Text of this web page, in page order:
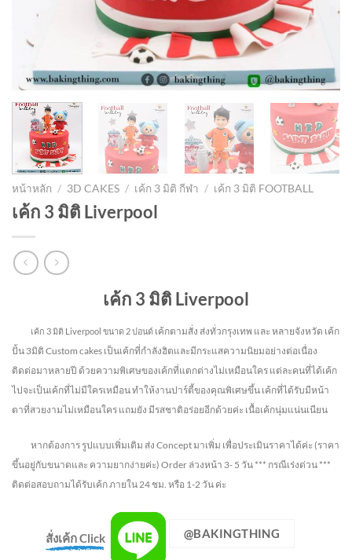
หน้าหลัก / 3D CAKES / เค้ก 3 มิติ กีฬา / เค้ก 3 มิติ FOOTBALL
เค้ก 3 มิติ Liverpool
เค้ก 3 มิติ Liverpool
เค้ก 3 มิติ Liverpool ขนาด 2 ปอนด์ เค้กตามสั่ง ส่งทั่วกรุงเทพ และ หลายจังหวัด เค้ก
ปั้น 3มิติ Custom cakes เป็นเค้กที่กำลังฮิตและมีกระแสความนิยมอย่างต่อเนื่อง
ติดต่อมาหลายปี ด้วยความพิเศษของเค้กที่แตกต่างไม่เหมือนใคร แต่ละคนที่ได้เค้ก
ไปจะเป็นเค้กที่ไม่มีใครเหมือน ทำให้งานปาร์ตี้ของคุณพิเศษขึ้น เค้กที่ได้รับมีหน้า
ตาที่สวยงามไม่เหมือนใคร แถมยัง มีรสชาติอร่อยอีกด้วยค่ะ เนื้อเค้กนุ่มแน่นเนียน
หากต้องการ รูปแบบเพิ่มเติม ส่ง Concept มาเพิ่ม เพื่อประเมินราคาได้ค่ะ (ราคา
ขึ้นอยู่กับขนาดและ ความยากง่ายค่ะ) Order ล่วงหน้า 3- 5 วัน *** กรณีเร่งด่วน ***
ติดต่อสอบถามได้รับเค้ก ภายใน 24 ชม. หรือ 1-2 วัน ค่ะ
สั่งเค้ก Click @BAKINGTHING